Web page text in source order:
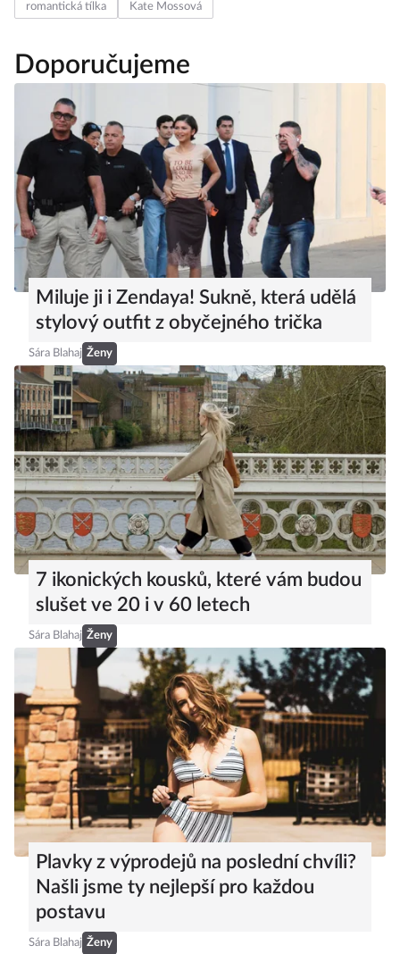
romantická tílka
Kate Mossová
Doporučujeme
Miluje ji i Zendaya! Sukně, která udělá
stylový outfit z obyčejného trička
Sára Blahaj Ženy
7 ikonických kousků, které vám budou
slušet ve 20 i v 60 letech
Sára Blahaj Ženy
Plavky z výprodejů na poslední chvíli?
Našli jsme ty nejlepší pro každou
postavu
Sára Blahaj Ženy